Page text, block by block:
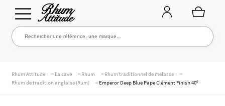
Aller
à
Aller
au
Rechercher une référence, une marque...
Rechercher
Rhum Attitude > La cave > Rhum > Rhum traditionnel de mélasse
>
Rhum de tradition anglaise (Rum)
> Emperor Deep Blue Pape Clément Finish 40°